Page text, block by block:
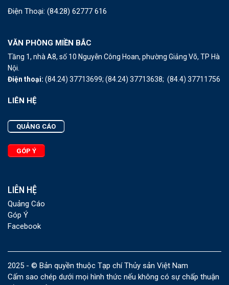
Điện Thoại: (84.28) 62777 616
VĂN PHÒNG MIỀN BẮC
Tầng 1, nhà A8, số 10 Nguyễn Công Hoan, phường Giảng Võ, TP Hà
Nội.
Điện thoại: (84.24) 37713699; (84.24) 37713638; (84.4) 37711756
LIÊN HỆ
QUẢNG CÁO
GÓP Ý
LIÊN HỆ
Quảng Cáo
Góp Ý
Facebook
2025 - © Bản quyền thuộc Tạp chí Thủy sản Việt Nam
Cấm sao chép dưới mọi hình thức nếu không có sự chấp thuận